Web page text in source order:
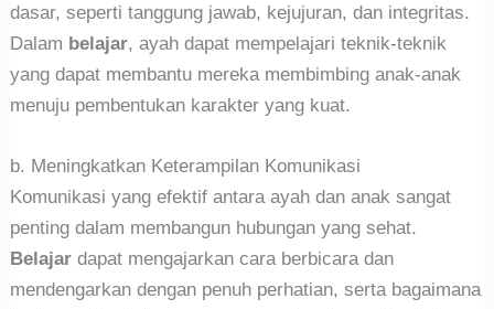
dasar, seperti tanggung jawab, kejujuran, dan integritas.
Dalam belajar, ayah dapat mempelajari teknik-teknik
yang dapat membantu mereka membimbing anak-anak
menuju pembentukan karakter yang kuat.
b. Meningkatkan Keterampilan Komunikasi
Komunikasi yang efektif antara ayah dan anak sangat
penting dalam membangun hubungan yang sehat.
Belajar dapat mengajarkan cara berbicara dan
mendengarkan dengan penuh perhatian, serta bagaimana